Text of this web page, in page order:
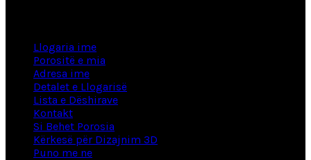
Llogaria ime
Porositë e mia
Adresa ime
Detalet e Llogarisë
Lista e Dëshirave
Kontakt
Si Behet Porosia
Kërkesë për Dizajnim 3D
Puno me ne